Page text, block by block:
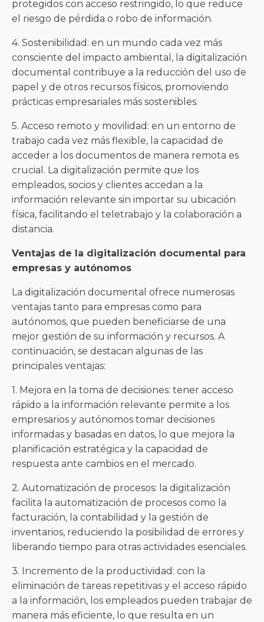
protegidos con acceso restringido, lo que reduce
el riesgo de pérdida o robo de información.
4. Sostenibilidad: en un mundo cada vez más
consciente del impacto ambiental, la digitalización
documental contribuye a la reducción del uso de
papel y de otros recursos físicos, promoviendo
prácticas empresariales más sostenibles.
5. Acceso remoto y movilidad: en un entorno de
trabajo cada vez más flexible, la capacidad de
acceder a los documentos de manera remota es
crucial. La digitalización permite que los
empleados, socios y clientes accedan a la
información relevante sin importar su ubicación
física, facilitando el teletrabajo y la colaboración a
distancia.
Ventajas de la digitalización documental para
empresas y autónomos
La digitalización documental ofrece numerosas
ventajas tanto para empresas como para
autónomos, que pueden beneficiarse de una
mejor gestión de su información y recursos. A
continuación, se destacan algunas de las
principales ventajas:
1. Mejora en la toma de decisiones: tener acceso
rápido a la información relevante permite a los
empresarios y autónomos tomar decisiones
informadas y basadas en datos, lo que mejora la
planificación estratégica y la capacidad de
respuesta ante cambios en el mercado.
2. Automatización de procesos: la digitalización
facilita la automatización de procesos como la
facturación, la contabilidad y la gestión de
inventarios, reduciendo la posibilidad de errores y
liberando tiempo para otras actividades esenciales.
3. Incremento de la productividad: con la
eliminación de tareas repetitivas y el acceso rápido
a la información, los empleados pueden trabajar de
manera más eficiente, lo que resulta en un